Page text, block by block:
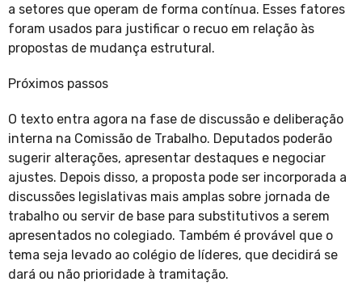
a setores que operam de forma contínua. Esses fatores
foram usados para justificar o recuo em relação às
propostas de mudança estrutural.
Próximos passos
O texto entra agora na fase de discussão e deliberação
interna na Comissão de Trabalho. Deputados poderão
sugerir alterações, apresentar destaques e negociar
ajustes. Depois disso, a proposta pode ser incorporada a
discussões legislativas mais amplas sobre jornada de
trabalho ou servir de base para substitutivos a serem
apresentados no colegiado. Também é provável que o
tema seja levado ao colégio de líderes, que decidirá se
dará ou não prioridade à tramitação.